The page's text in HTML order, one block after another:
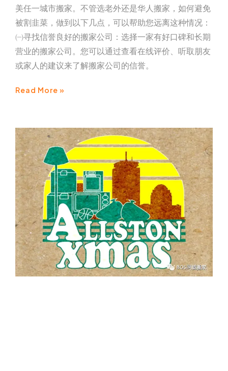
美任一城市搬家。不管选老外还是华人搬家，如何避免
被割韭菜，做到以下几点，可以帮助您远离这种情况：
㈠寻找信誉良好的搬家公司：选择一家有好口碑和长期
营业的搬家公司。您可以通过查看在线评价、听取朋友
或家人的建议来了解搬家公司的信誉。
Read More »